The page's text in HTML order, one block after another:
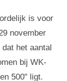
is voor
november
het aantal
bij WK-
500" ligt.